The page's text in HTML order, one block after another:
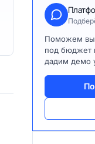
Поможем
под бюджет
дадим демо